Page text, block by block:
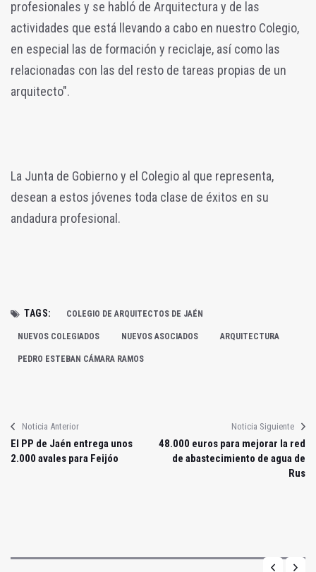
profesionales y se habló de Arquitectura y de las
actividades que está llevando a cabo en nuestro Colegio,
en especial las de formación y reciclaje, así como las
relacionadas con las del resto de tareas propias de un
arquitecto".
La Junta de Gobierno y el Colegio al que representa,
desean a estos jóvenes toda clase de éxitos en su
andadura profesional.
TAGS: COLEGIO DE ARQUITECTOS DE JAÉN
NUEVOS COLEGIADOS NUEVOS ASOCIADOS ARQUITECTURA
PEDRO ESTEBAN CÁMARA RAMOS
Noticia Anterior
El PP de Jaén entrega unos
2.000 avales para Feijóo
Noticia Siguiente
48.000 euros para mejorar la red
de abastecimiento de agua de
Rus